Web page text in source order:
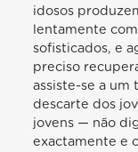
idosos
lentamente
sofisticados, e
preciso
assiste-se a
descarte dos
jovens — não
exactamente e